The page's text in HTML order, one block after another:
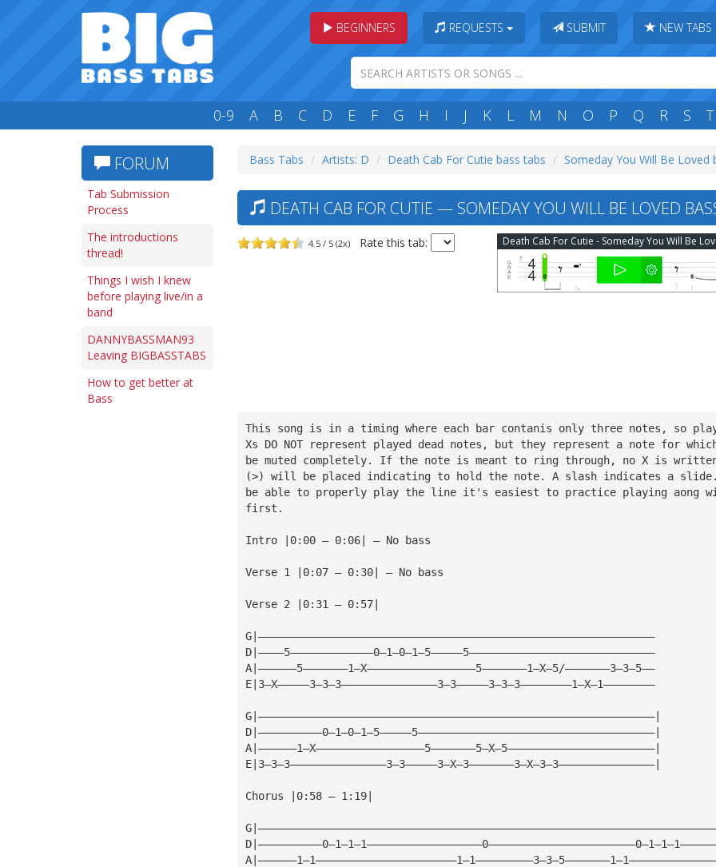
BEGINNERS REQUESTS SUBMIT NEW TABS
0-9 A B C D E F G H I J K L M N O P Q R S T
FORUM
Tab Submission
Process
The introductions
thread!
Things I wish I knew
before playing live/in a
band
DANNYBASSMAN93
Leaving BIGBASSTABS
How to get better at
Bass
Bass Tabs Artists: D Death Cab For Cutie bass tabs Someday You Will Be Loved
DEATH CAB FOR CUTIE — SOMEDAY YOU WILL BE LOVED
4.5 / 5 (2x) Rate this tab:
This song is in a timing where each bar contanis only three notes, so
Xs DO NOT represent played dead notes, but they represent a note for
be muted completely. If the note is meant to ring through, no X is
(>) will be placed indicating to hold the note. A slash indicates a
be able to properly play the line it's easiest to practice playing aong
first.
Intro |0:00 — 0:06| — No bass
Verse 1 |0:07 — 0:30| — No bass
Verse 2 |0:31 — 0:57|
G|——————————————————————————————————————————————————————————————
D|————5—————————————0—1—0—1—5—————5—————————————————————————————
A|——————5———————1—X—————————————————5———————1—X—5/———————3—3—5——
E|3—X—————3—3—3———————————————3—3—————3—3—3————————1—X—1————————
G|——————————————————————————————————————————————————————————————|
D|——————————0—1—0—1—5—————5—————————————————————————————————————|
A|——————1—X—————————————————5———————5—X—5———————————————————————|
E|3—3—3———————————————3—3—————3—X—3———————3—X—3—3———————————————|
Chorus |0:58 — 1:19|